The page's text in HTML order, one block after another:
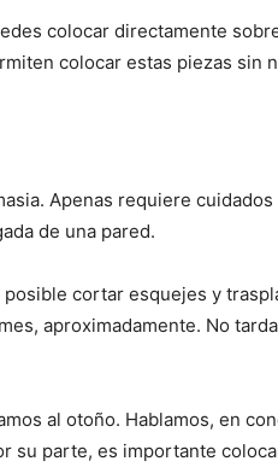
colocar directamente
colocar estas piezas sin
Apenas requiere
de una pared.
cortar esquejes y
aproximadamente. No
al otoño. Hablamos, en
su parte, es importante